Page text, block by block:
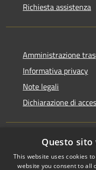
Richiesta assistenza
Amministrazione
Informativa privacy
Note legali
Dichiarazione di
RSS
Accessibilità
Questo
This website uses cookies
website you consent to all